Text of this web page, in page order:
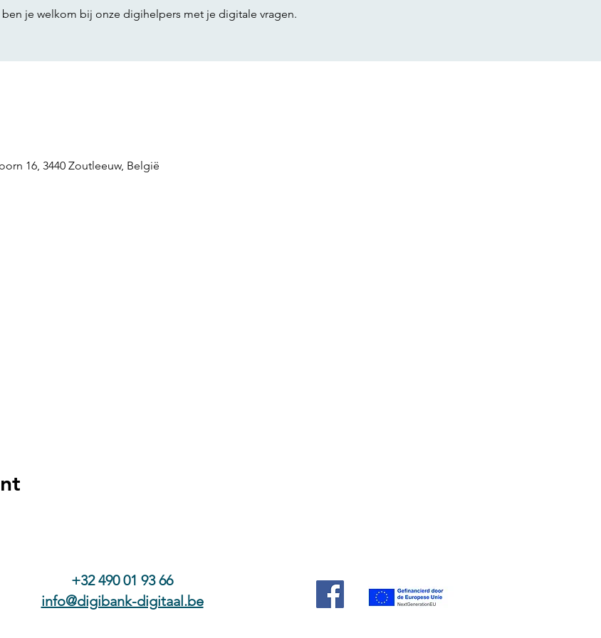
16, 3440 Zoutleeuw, België
+32 490 01 93 66
info@digibank-digitaal.be